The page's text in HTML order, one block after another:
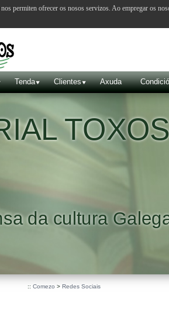
Tenda Clientes Axuda
da cultura
:: Comezo > Redes Sociais
permiten ofrecer os nosos servizos. Ao empregar os